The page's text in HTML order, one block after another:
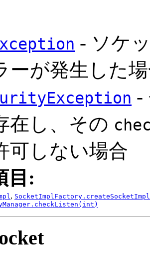
- ソケ
ーが発生した
-
在し、その
可しない場合
目:
,